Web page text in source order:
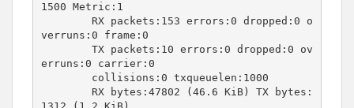
1500 Metric:1
RX packets:153 errors:0 dropped:0 o
verruns:0 frame:0
TX packets:10 errors:0 dropped:0 ov
erruns:0 carrier:0
collisions:0 txqueuelen:1000
RX bytes:47802 (46.6 KiB) TX bytes: